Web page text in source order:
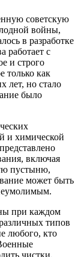
советскую
войны,
в разработке
работает с
и строго
только как
лет, но стало
было
и химической
включая
пустыню,
может быть
при каждом
типов
любого, кто
чистки,